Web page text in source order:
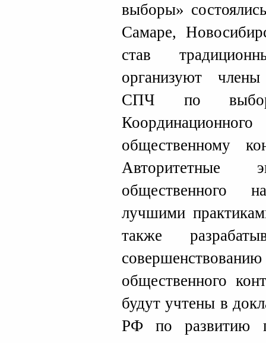
выборы»
Самаре,
став
организуют
СПЧ по
общественному
Авторитетные
общественного
лучшими
также
общественного
будут учтены в
РФ по развитию